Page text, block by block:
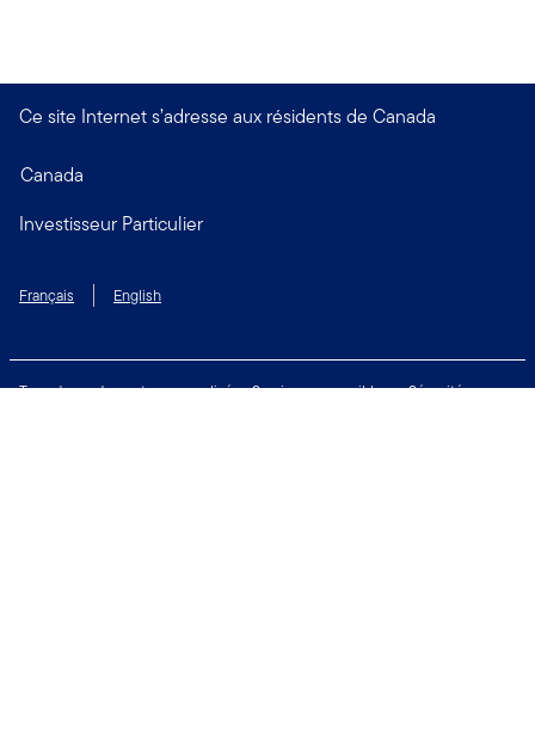
Ce site Internet s’adresse aux résidents de Canada
Canada
Investisseur Particulier
Français English
Taux de rendement personnalisé Services accessibles
Sécurité